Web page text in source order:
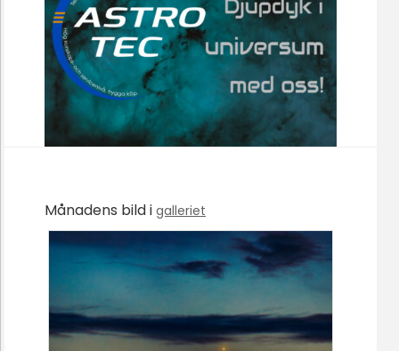
Månadens bild i galleriet